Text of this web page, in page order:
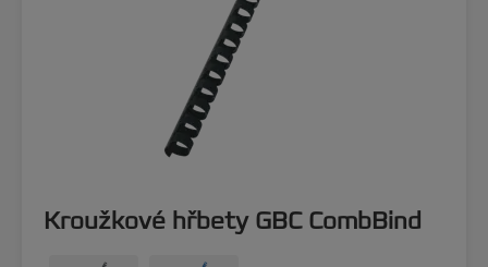
Kroužkové hřbety GBC CombBind